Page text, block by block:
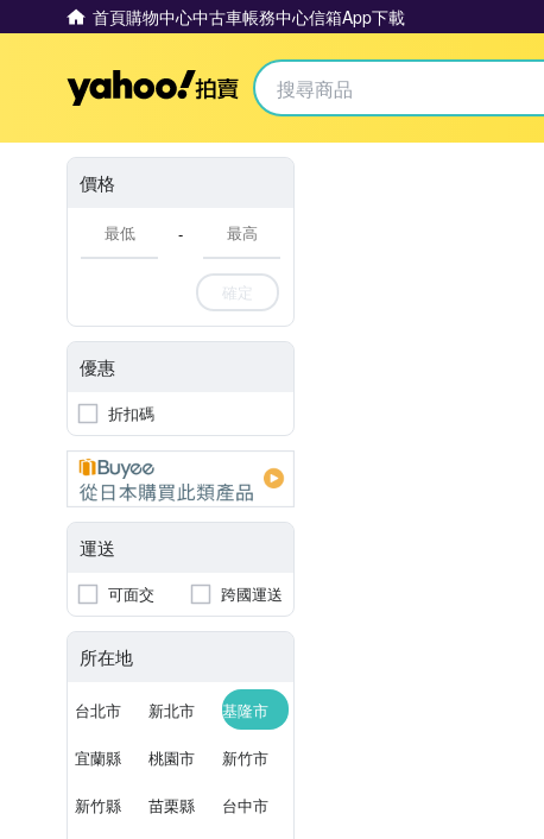
首頁購物中心中古車帳務中心信箱App下載
Yahoo拍賣
價格
-
確定
優惠
折扣碼
運送
可面交 跨國運送
所在地
台北市 新北市 基隆市
宜蘭縣 桃園市 新竹市
新竹縣 苗栗縣 台中市